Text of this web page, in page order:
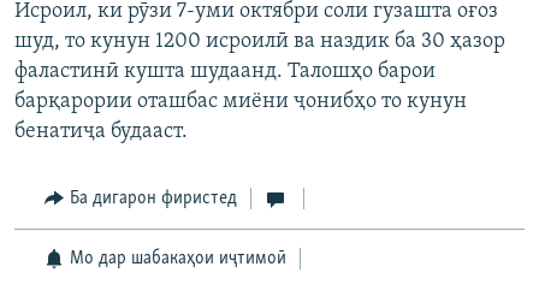
Исроил, ки рӯзи 7-уми октябри соли гузашта оғоз
шуд, то кунун 1200 исроилӣ ва наздик ба 30 ҳазор
фаластинӣ кушта шудаанд. Талошҳо барои
барқарории оташбас миёни ҷонибҳо то кунун
бенатиҷа будааст.
Ба дигарон фиристед
Мо дар шабакаҳои иҷтимоӣ